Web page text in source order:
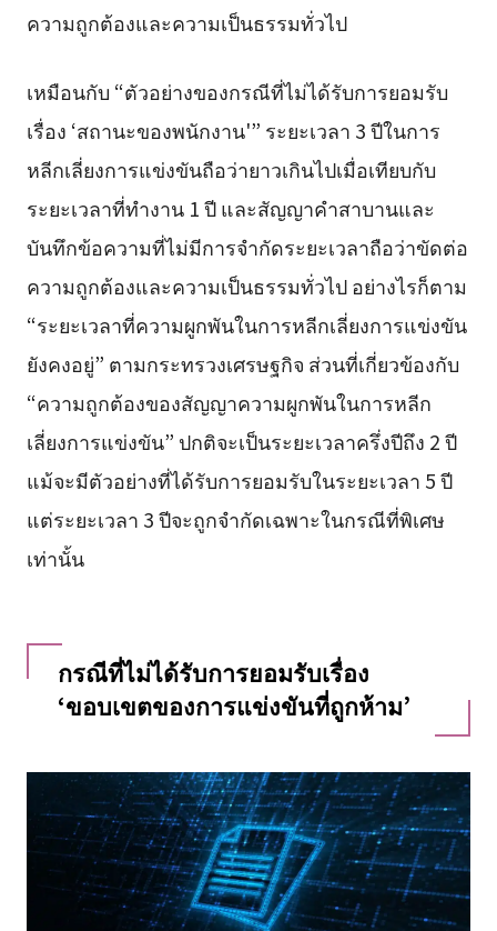
ความถูกต้องและความเป็นธรรมทั่วไป
เหมือนกับ “ตัวอย่างของกรณีที่ไม่ได้รับการยอมรับ
เรื่อง ‘สถานะของพนักงาน'” ระยะเวลา 3 ปีในการ
หลีกเลี่ยงการแข่งขันถือว่ายาวเกินไปเมื่อเทียบกับ
ระยะเวลาที่ทำงาน 1 ปี และสัญญาคำสาบานและ
บันทึกข้อความที่ไม่มีการจำกัดระยะเวลาถือว่าขัดต่อ
ความถูกต้องและความเป็นธรรมทั่วไป อย่างไรก็ตาม
“ระยะเวลาที่ความผูกพันในการหลีกเลี่ยงการแข่งขัน
ยังคงอยู่” ตามกระทรวงเศรษฐกิจ ส่วนที่เกี่ยวข้องกับ
“ความถูกต้องของสัญญาความผูกพันในการหลีก
เลี่ยงการแข่งขัน” ปกติจะเป็นระยะเวลาครึ่งปีถึง 2 ปี
แม้จะมีตัวอย่างที่ได้รับการยอมรับในระยะเวลา 5 ปี
แต่ระยะเวลา 3 ปีจะถูกจำกัดเฉพาะในกรณีที่พิเศษ
เท่านั้น
กรณีที่ไม่ได้รับการยอมรับเรื่อง
‘ขอบเขตของการแข่งขันที่ถูกห้าม’